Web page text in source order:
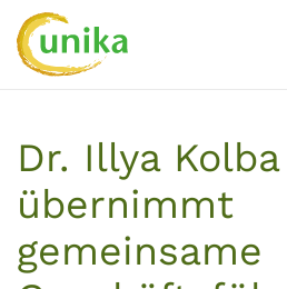
Skip to main content
Dr. Illya Kolba
übernimmt
gemeinsame